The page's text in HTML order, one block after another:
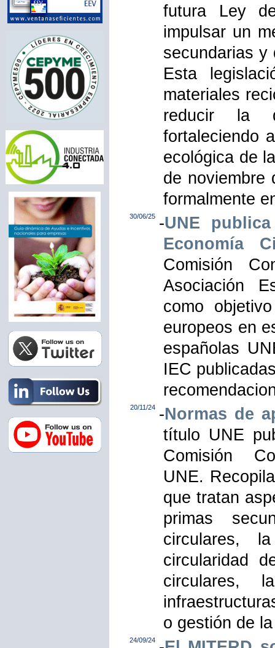
futura Ley
impulsar un
secundarias y
Esta
materiales
reducir la
fortaleciendo
ecológica de
de noviembre
formalmente
30/06/25 -UNE
Economía
Comisión
Asociación
como
europeos en
españolas
IEC
20/11/24 -Normas de
título UNE
Comisión
UNE.
que tratan
primas
circulares,
circularidad
circulares,
o gestión de
24/09/24